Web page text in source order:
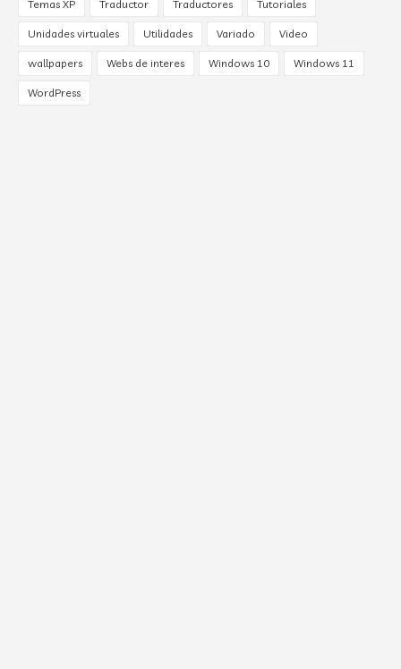
Temas XP Traductor Traductores Tutoriales
Unidades virtuales Utilidades Variado Video
wallpapers Webs de interes Windows 10 Windows 11
WordPress